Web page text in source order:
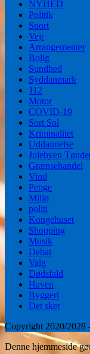
NYHED
Politik
Sport
Vejr
Arrangementer
Bolig
Sundhed
Syddanmark
112
Motor
COVID-19
Sort Sol
Kriminalitet
Uddannelse
Julebyen
Grænsehandel
Vind
Penge
Miljø
politi
Kongehuset
Shopping
Musik
Debat
Valg
Dødsfald
Haven
Byggeri
Det sker
Copyright 2020/2028
Denne hjemmeside